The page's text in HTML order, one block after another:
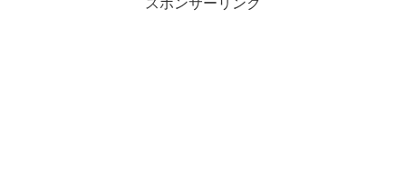
スポンサーリンク